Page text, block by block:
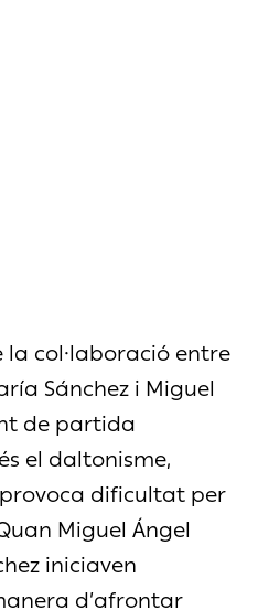
la col·laboració entre
Sánchez i Miguel
de partida
el daltonisme,
dificultat per
Miguel Ángel
iniciaven
d’afrontar